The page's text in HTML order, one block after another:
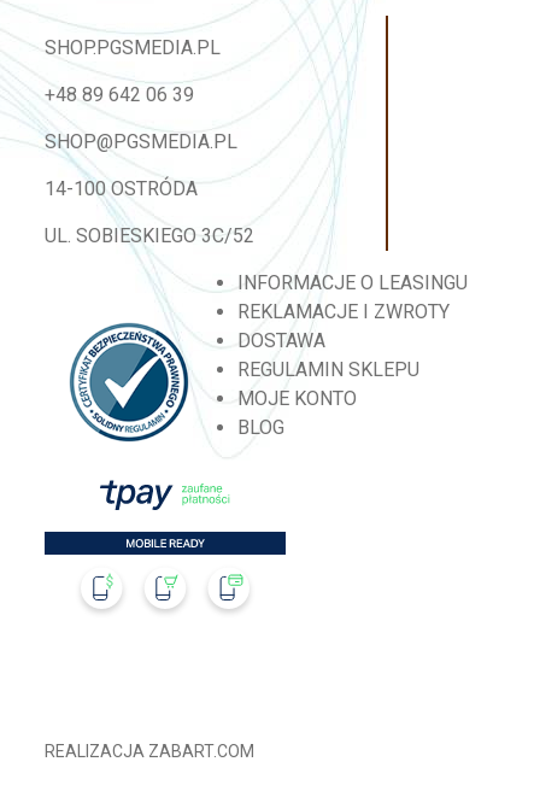
SHOP.PGSMEDIA.PL
+48 89 642 06 39
SHOP@PGSMEDIA.PL
14-100 OSTRÓDA
UL. SOBIESKIEGO 3C/52
INFORMACJE O LEASINGU
REKLAMACJE I ZWROTY
DOSTAWA
REGULAMIN SKLEPU
MOJE KONTO
BLOG
REALIZACJA ZABART.COM